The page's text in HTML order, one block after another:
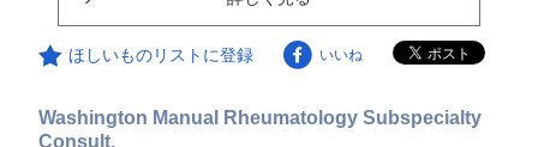
ほしいものリストに登録 いいね
Washington Manual Rheumatology Subspecialty
Consult,